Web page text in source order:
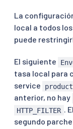
La
local a todos
puede
El siguiente
tasa local para
service
anterior, no hay
HTTP_FILTER . El
segundo parche